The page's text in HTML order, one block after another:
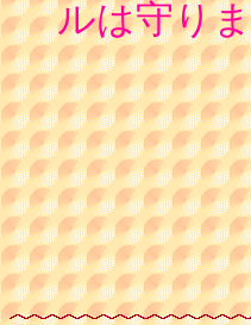
ルは守り